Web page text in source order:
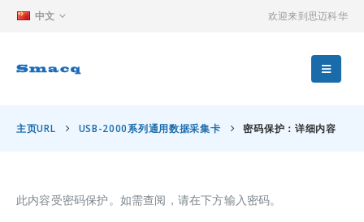
中文 欢迎来到思迈科华
主页URL USB-2000系列通用数据采集卡 密码保护：详细内容
此内容受密码保护。如需查阅，请在下方输入密码。